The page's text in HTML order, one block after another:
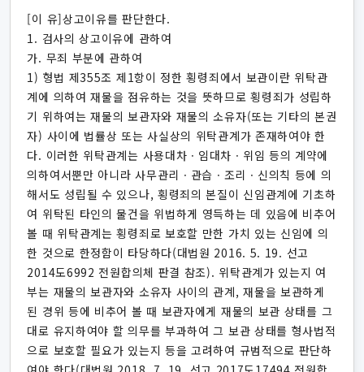
[이 유]상고이유를 판단한다.
1. 검사의 상고이유에 관하여
가. 무죄 부분에 관하여
1) 형법 제355조 제1항이 정한 횡령죄에서 보관이란 위탁관
계에 의하여 재물을 점유하는 것을 뜻하므로 횡령죄가 성립하
기 위하여는 재물의 보관자와 재물의 소유자(또는 기타의 본권
자) 사이에 법률상 또는 사실상의 위탁관계가 존재하여야 한
다. 이러한 위탁관계는 사용대차ㆍ임대차ㆍ위임 등의 계약에
의하여서뿐만 아니라 사무관리ㆍ관습ㆍ조리ㆍ신의칙 등에 의
해서도 성립될 수 있으나, 횡령죄의 본질이 신임관계에 기초하
여 위탁된 타인의 물건을 위법하게 영득하는 데 있음에 비추어
볼 때 위탁관계는 횡령죄로 보호할 만한 가치 있는 신임에 의
한 것으로 한정함이 타당하다(대법원 2016. 5. 19. 선고
2014도6992 전원합의체 판결 참조). 위탁관계가 있는지 여
부는 재물의 보관자와 소유자 사이의 관계, 재물을 보관하게
된 경위 등에 비추어 볼 때 보관자에게 재물의 보관 상태를 그
대로 유지하여야 할 의무를 부과하여 그 보관 상태를 형사법적
으로 보호할 필요가 있는지 등을 고려하여 규범적으로 판단하